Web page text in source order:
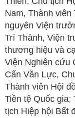
Nam, Thành
nguyên Viện
Trí Thành, Viện
thương hiệu và
Viện Nghiên cứu
Cấn Văn Lực,
Thành viên Hội
Tiền tệ Quốc
tịch Hiệp hội Bất